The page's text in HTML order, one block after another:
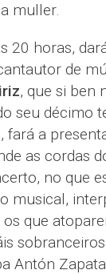
muller.
20 horas,
de
, que si ben
seu décimo
fará a
as cordas
no que
musical,
que
Antón